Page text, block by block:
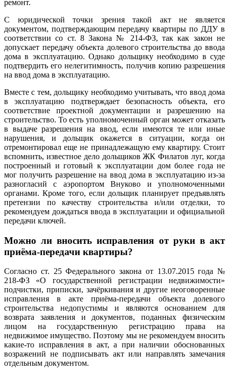
ремонт.
С юридической точки зрения такой акт не является
документом, подтверждающим передачу квартиры по ДДУ в
соответствии со ст. 8 Закона № 214-ФЗ, так как закон не
допускает передачу объекта долевого строительства до ввода
дома в эксплуатацию. Однако дольщику необходимо в суде
подтвердить его нелегитимность, получив копию разрешения
на ввод дома в эксплуатацию.
Вместе с тем, дольщику необходимо учитывать, что ввод дома
в эксплуатацию подтверждает безопасность объекта, его
соответствие проектной документации и разрешению на
строительство. То есть уполномоченный орган может отказать
в выдаче разрешения на ввод, если имеются те или иные
нарушения, и дольщик окажется в ситуации, когда он
отремонтировал еще не принадлежащую ему квартиру. Стоит
вспомнить, известное дело дольщиков ЖК Филатов луг, когда
построенный и готовый к эксплуатации дом более года не
мог получить разрешение на ввод дома в эксплуатацию из-за
разногласий с аэропортом Внуково и уполномоченными
органами. Кроме того, если дольщик планирует предъявлять
претензии по качеству строительства и/или отделки, то
рекомендуем дождаться ввода в эксплуатации и официальной
передачи ключей.
Можно ли вносить исправления от руки в акт
приёма-передачи квартиры?
Согласно ст. 25 Федерального закона от 13.07.2015 года №
218-ФЗ «О государственной регистрации недвижимости»
подчистки, приписки, зачёркивания и другие неоговоренные
исправления в акте приёма-передачи объекта долевого
строительства недопустимы и являются основанием для
возврата заявления и документов, поданных физическим
лицом на государственную регистрацию права на
недвижимое имущество. Поэтому мы не рекомендуем вносить
какие-то исправления в акт, а при наличии обоснованных
возражений не подписывать акт или направлять замечания
отдельным документом.